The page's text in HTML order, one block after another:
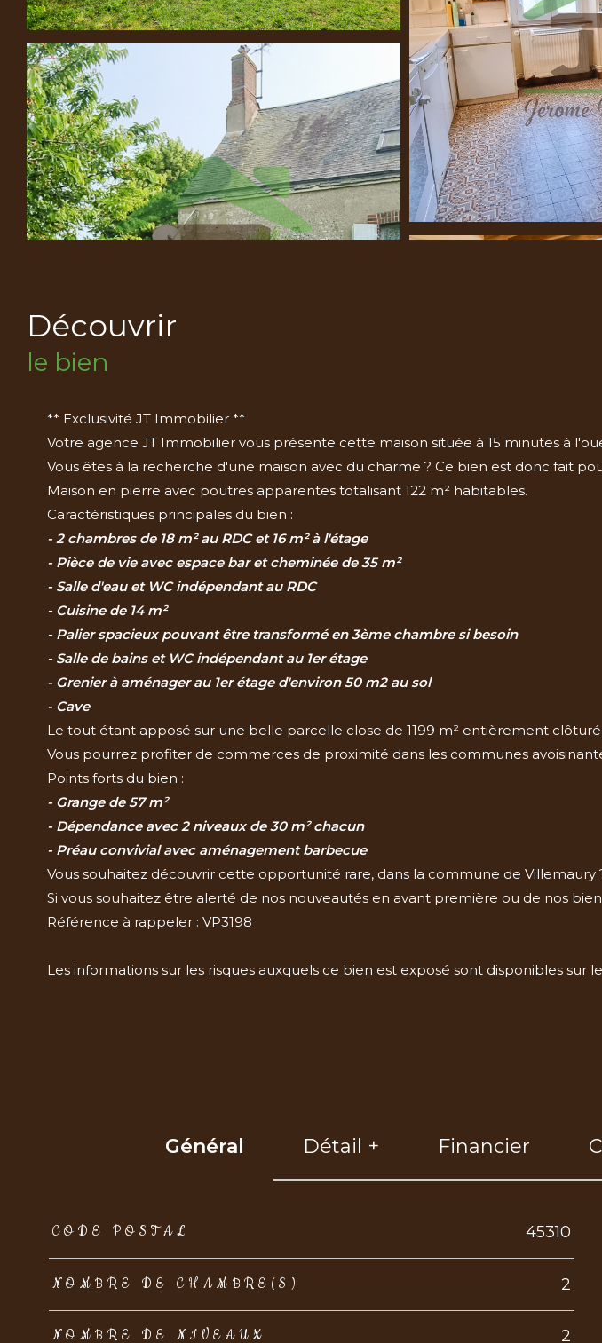
découvrir
le bien
** Exclusivité JT Immobilier **
Votre agence JT Immobilier vous présente cette maison située à 15 minutes à
Vous êtes à la recherche d'une maison avec du charme ? Ce bien est donc fait
Maison en pierre avec poutres apparentes totalisant 122 m² habitables.
Caractéristiques principales du bien :
- 2 chambres de 18 m² au RDC et 16 m² à l'étage
- Pièce de vie avec espace bar et cheminée de 35 m²
- Salle d'eau et WC indépendant au RDC
- Cuisine de 14 m²
- Palier spacieux pouvant être transformé en 3ème chambre si besoin
- Salle de bains et WC indépendant au 1er étage
- Grenier à aménager au 1er étage d'environ 50 m2 au sol
- Cave
Le tout étant apposé sur une belle parcelle close de 1199 m² entièrement
Vous pourrez profiter de commerces de proximité dans les communes
Points forts du bien :
- Grange de 57 m²
- Dépendance avec 2 niveaux de 30 m² chacun
- Préau convivial avec aménagement barbecue
Vous souhaitez découvrir cette opportunité rare, dans la commune de
Si vous souhaitez être alerté de nos nouveautés en avant première ou de nos
Référence à rappeler : VP3198
Les informations sur les risques auxquels ce bien est exposé sont disponibles sur
Général Détail + Financier
TRAD_ZEPHYR_Caracteristique
CODE POSTAL 45310
NOMBRE DE CHAMBRE(S) 2
NOMBRE DE NIVEAUX 2